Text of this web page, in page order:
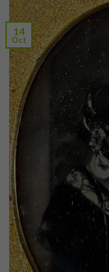
14
Oct